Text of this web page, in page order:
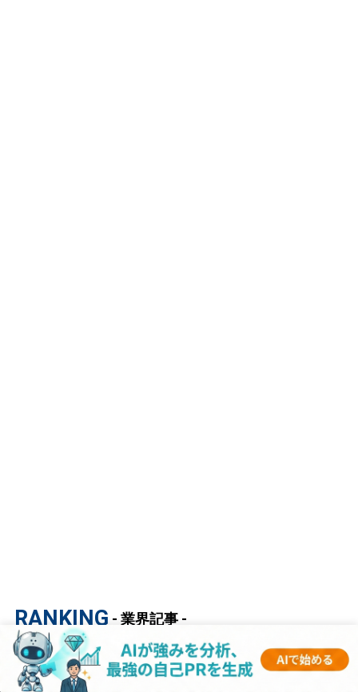
RANKING - 業界記事 -
1
【マスコミ業界研究｜2023年度最新版】ESの